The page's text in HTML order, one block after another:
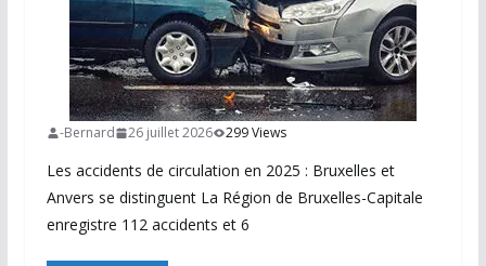
-Bernard 26 juillet 2026 299 Views
Les accidents de circulation en 2025 : Bruxelles et
Anvers se distinguent La Région de Bruxelles-Capitale
enregistre 112 accidents et 6